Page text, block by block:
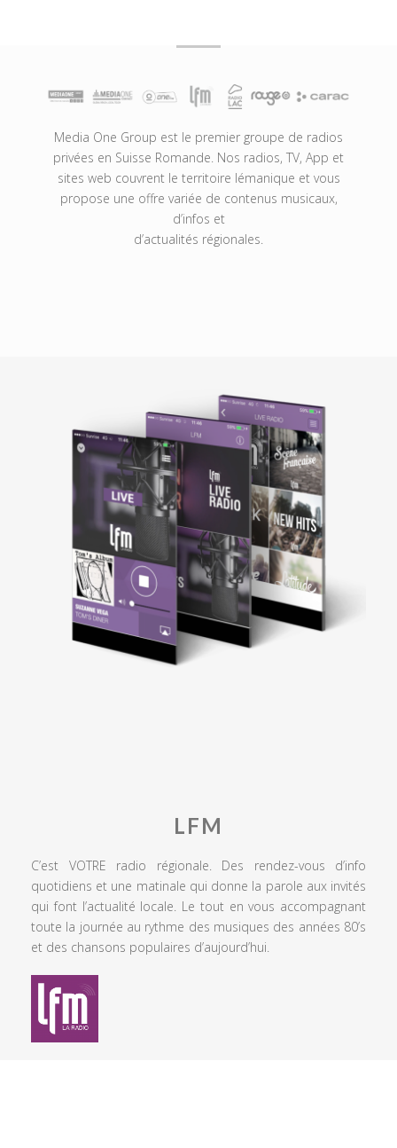
Media One Group est le premier groupe de radios
privées en Suisse Romande. Nos radios, TV, App et
sites web couvrent le territoire lémanique et vous
propose une offre variée de contenus musicaux,
d’infos et
d’actualités régionales.
LFM
C’est VOTRE radio régionale. Des rendez-vous d’info
quotidiens et une matinale qui donne la parole aux invités
qui font l’actualité locale. Le tout en vous accompagnant
toute la journée au rythme des musiques des années 80’s
et des chansons populaires d’aujourd’hui.